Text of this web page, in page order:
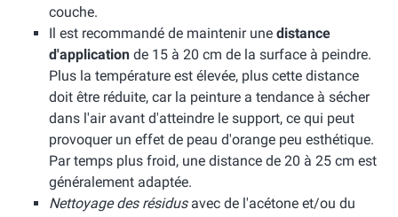
couche.
Il est recommandé de maintenir une distance
d'application de 15 à 20 cm de la surface à peindre.
Plus la température est élevée, plus cette distance
doit être réduite, car la peinture a tendance à sécher
dans l'air avant d'atteindre le support, ce qui peut
provoquer un effet de peau d'orange peu esthétique.
Par temps plus froid, une distance de 20 à 25 cm est
généralement adaptée.
Nettoyage des résidusavec de l'acétone et/ou du